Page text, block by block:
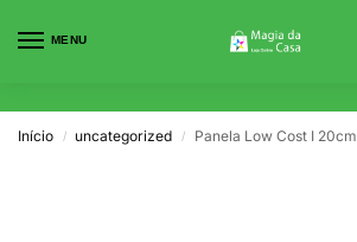
MENU
Início / uncategorized / Panela Low Cost I 20cm